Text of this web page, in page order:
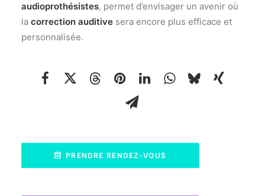
audioprothésistes, permet d’envisager un avenir où
la correction auditive sera encore plus efficace et
personnalisée.
PRENDRE RENDEZ-VOUS